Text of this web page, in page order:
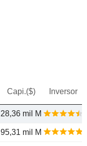
Capi.($) Inversor
28,36 mil M
95,31 mil M